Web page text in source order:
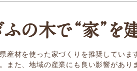
ふの木で“家” を
産材を使った家づくりを推奨してい
また、地域の産業にも良い影響があり